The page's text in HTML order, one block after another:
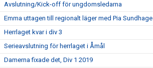
Avslutning/Kick-off för ungdomsledarna
Emma uttagen till regionalt läger med Pia Sundhage
Herrlaget kvar i div 3
Serieavslutning för herrlaget i Åmål
Damerna fixade det, Div 1 2019